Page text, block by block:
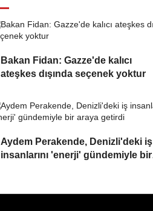
Bakan Fidan: Gazze'de kalıcı
ateşkes dışında seçenek yoktur
Aydem Perakende, Denizli'deki iş
insanlarını 'enerji' gündemiyle bir